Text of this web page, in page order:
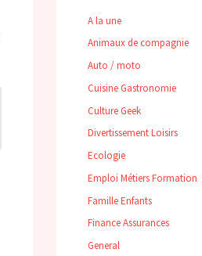
A la une
Animaux de compagnie
Auto / moto
Cuisine Gastronomie
Culture Geek
Divertissement Loisirs
Ecologie
Emploi Métiers Formation
Famille Enfants
Finance Assurances
General